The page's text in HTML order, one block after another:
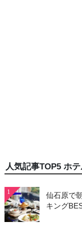
人気記事TOP5 ホ
1
仙石原で
キング